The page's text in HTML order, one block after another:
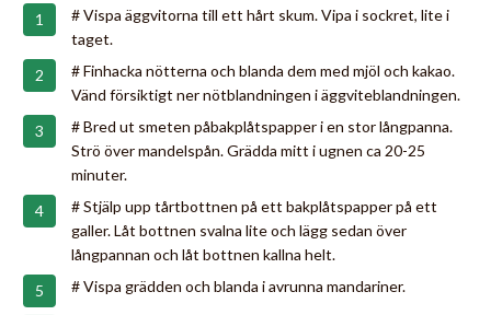
# Vispa äggvitorna till ett hårt skum. Vipa i sockret, lite i
taget.
# Finhacka nötterna och blanda dem med mjöl och kakao.
Vänd försiktigt ner nötblandningen i äggviteblandningen.
# Bred ut smeten påbakplåtspapper i en stor långpanna.
Strö över mandelspån. Grädda mitt i ugnen ca 20-25
minuter.
# Stjälp upp tårtbottnen på ett bakplåtspapper på ett
galler. Låt bottnen svalna lite och lägg sedan över
långpannan och låt bottnen kallna helt.
# Vispa grädden och blanda i avrunna mandariner.